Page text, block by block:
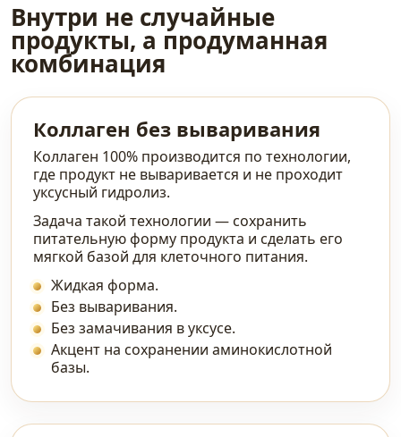
Внутри не случайные
продукты, а продуманная
комбинация
Коллаген без вываривания
Коллаген 100% производится по технологии,
где продукт не вываривается и не проходит
уксусный гидролиз.
Задача такой технологии — сохранить
питательную форму продукта и сделать его
мягкой базой для клеточного питания.
Жидкая форма.
Без вываривания.
Без замачивания в уксусе.
Акцент на сохранении аминокислотной
базы.